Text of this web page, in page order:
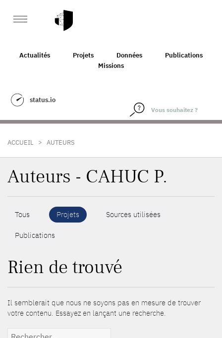
Actualités Projets Données
Publications
Missions
status.io
ACCUEIL > AUTEURS
Auteurs - CAHUC P.
Tous Projets Sources utilisées
Publications
Rien de trouvé
Il semblerait que nous ne soyons pas en mesure de trouver
votre contenu. Essayez en lançant une recherche.
Rechercher :